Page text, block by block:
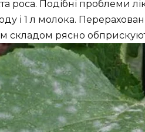
роса. Подібні проблеми
і 1 л молока.
складом рясно